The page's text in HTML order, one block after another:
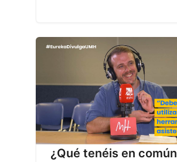
¿Qué tenéis en común